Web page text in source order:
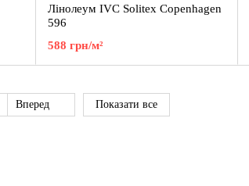
Лінолеум IVC Solitex Copenhagen
596
588 грн/м²
Вперед Показати все